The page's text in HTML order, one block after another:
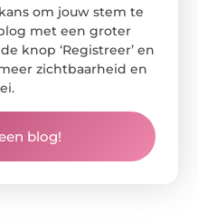
om jouw stem te
met een groter
knop ‘Registreer’ en
zichtbaarheid en
blog!